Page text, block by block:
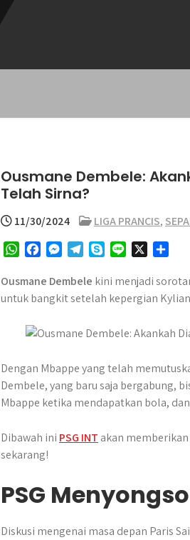
Ousmane Dembele:
Telah Sirna?
11/30/2024 LIGA PRANCIS,
W
a
t
c
e
o
s
s
r
l
e
r
y
p
n
e
a
r
Ousmane Dembele kini menjadi
untuk bangkit setelah kepergian
Dengan Mbappe yang telah
Dembele, yang baru saja bergabung,
Mbappe ketika mendapatkan bola,
Dibawah ini PSG INT akan
sekarang!
PSG
Diskusi mengenai masa depan Paris